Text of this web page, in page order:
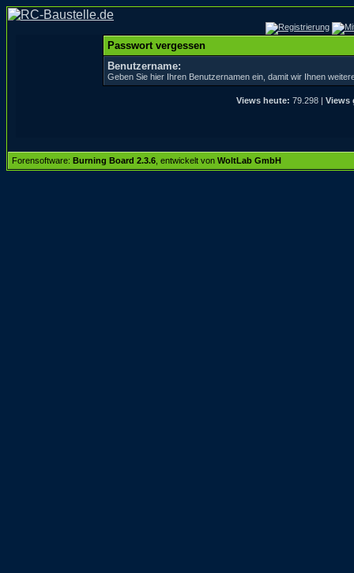
Passwort vergessen
Benutzername:
Geben Sie hier Ihren Benutzernamen ein, damit wir Ihnen
Views heute: 79.298 | Views
Forensoftware: Burning Board 2.3.6 , entwickelt von WoltLab GmbH